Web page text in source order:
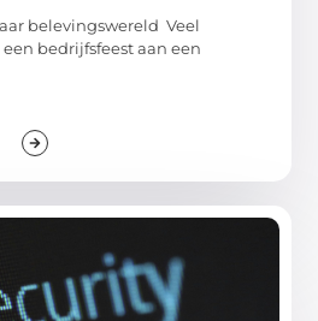
belevingswereld Veel
bedrijfsfeest aan een